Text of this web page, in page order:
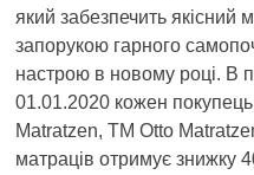
який забезпечить якісний
запорукою гарного
настрою в новому році. В
01.01.2020 кожен
Matratzen, ТМ Otto
матраців отримує знижку